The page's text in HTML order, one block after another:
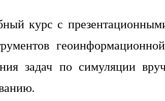
курс с
задач по симуляции